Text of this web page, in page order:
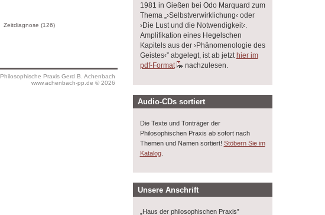
Zeitdiagnose (126)
Philosophische Praxis Gerd B. Achenbach
www.achenbach-pp.de © 2026
1981 in Gießen bei Odo Marquard zum
Thema „›Selbstverwirklichung‹ oder
›Die Lust und die Notwendigkeit‹.
Amplifikation eines Hegelschen
Kapitels aus der ›Phänomenologie des
Geistes‹” abgelegt, ist ab jetzt hier im
pdf-Format
nachzulesen.
Audio-CDs sortiert
Die Texte und Tonträger der
Philosophischen Praxis ab sofort nach
Themen und Namen sortiert! Stöbern Sie im
Katalog.
Unsere Anschrift
„Haus der philosophischen Praxis”